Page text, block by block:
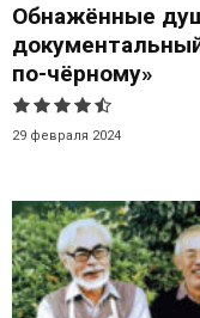
Обнажённые
по-чёрному»
29 февраля 2024